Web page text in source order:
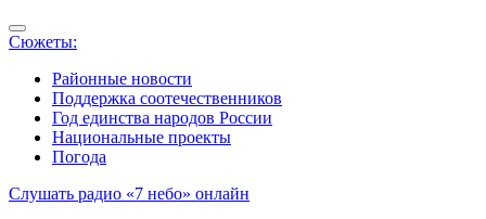
Сюжеты:
Районные новости
Поддержка соотечественников
Год единства народов России
Национальные проекты
Погода
Слушать радио «7 небо» онлайн